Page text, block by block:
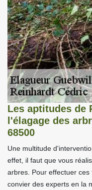
Les aptitudes de
l'élagage des
68500
Une multitude
effet, il faut que vous
arbres. Pour effectuer
convier des experts en la